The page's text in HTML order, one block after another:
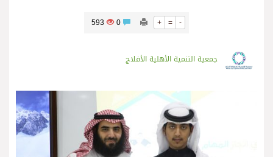
+ = -
593
جمعية التنمية الأهلية الأفلاج